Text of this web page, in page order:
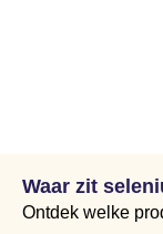
Waar zit
Ontdek welke